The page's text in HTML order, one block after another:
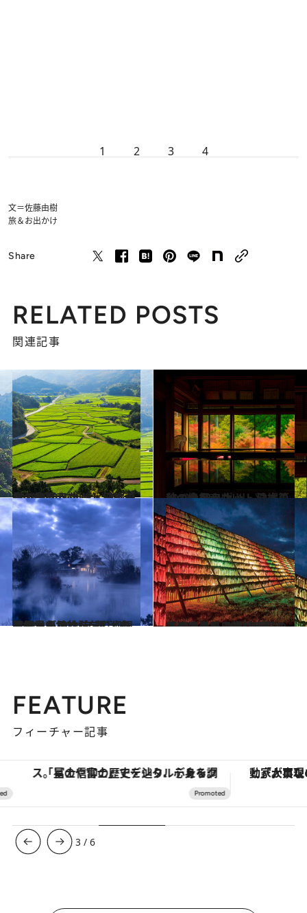
1 2 3 4
文＝佐藤由樹
旅＆お出かけ
Share
RELATED POSTS
関連記事
2021.4.26
いつか行きたい！ 日本の春の絶景 ～九州・沖縄篇～《全40スポット》
旅＆お出かけ 2021.10.30
いつか行きたい！ 日本の秋の絶景 ～九州・沖縄篇～《全40スポット》
旅＆お出かけ
2021.12.16
【熊本県 2021年版】 冬の絶景・風物詩5選 池の蒸気霧が神社を包む幻想的な景色
旅＆お出かけ 2021.12.15
【鹿児島県 2021年版】 冬の絶景・風物詩5選 ツリーのように輝く大根やぐらの風景
旅＆お出かけ
FEATURE
フィーチャー記事
「星のや富士」でデジタルデトックス。冨士信仰の歴史を辿り、心身を調える。
3 /6